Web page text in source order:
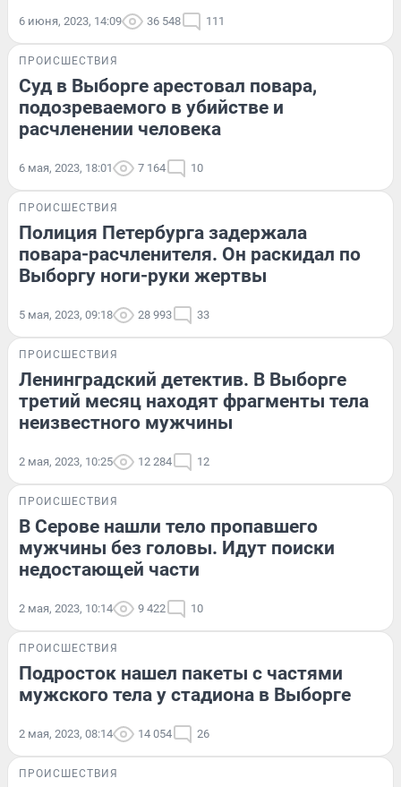
6 июня, 2023, 14:09 36 548 111
ПРОИСШЕСТВИЯ
Суд в Выборге арестовал повара,
подозреваемого в убийстве и
расчленении человека
6 мая, 2023, 18:01 7 164 10
ПРОИСШЕСТВИЯ
Полиция Петербурга задержала
повара-расчленителя. Он раскидал по
Выборгу ноги-руки жертвы
5 мая, 2023, 09:18 28 993 33
ПРОИСШЕСТВИЯ
Ленинградский детектив. В Выборге
третий месяц находят фрагменты тела
неизвестного мужчины
2 мая, 2023, 10:25 12 284 12
ПРОИСШЕСТВИЯ
В Серове нашли тело пропавшего
мужчины без головы. Идут поиски
недостающей части
2 мая, 2023, 10:14 9 422 10
ПРОИСШЕСТВИЯ
Подросток нашел пакеты с частями
мужского тела у стадиона в Выборге
2 мая, 2023, 08:14 14 054 26
ПРОИСШЕСТВИЯ